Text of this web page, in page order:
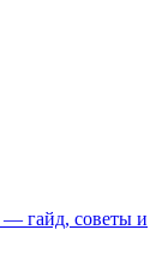
— гайд, советы и